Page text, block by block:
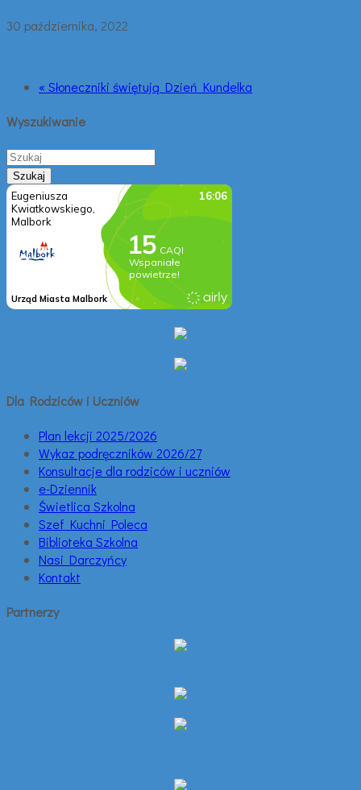
30 października, 2022
« Słoneczniki świętują Dzień Kundelka
Wyszukiwanie
Dla Rodziców i Uczniów
Plan lekcji 2025/2026
Wykaz podręczników 2026/27
Konsultacje dla rodziców i uczniów
e-Dziennik
Świetlica Szkolna
Szef Kuchni Poleca
Biblioteka Szkolna
Nasi Darczyńcy
Kontakt
Partnerzy